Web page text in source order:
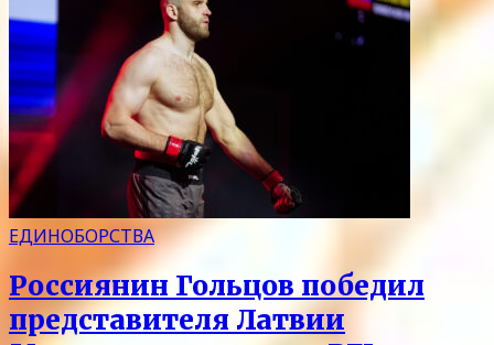
ЕДИНОБОРСТВА
Россиянин Гольцов победил
представителя Латвии